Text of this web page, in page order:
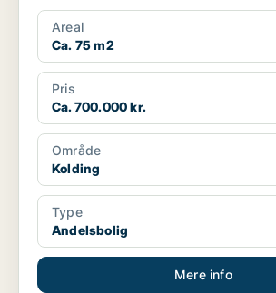
Areal
Ca. 75 m2
Pris
Ca. 700.000 kr.
Område
Kolding
Type
Andelsbolig
Mere info